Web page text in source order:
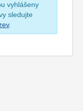
vyhlášeny
sledujte
.